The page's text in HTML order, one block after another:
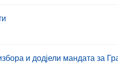
и додјели мандата за